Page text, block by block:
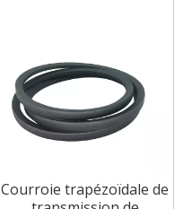
Courroie trapézoïdale de